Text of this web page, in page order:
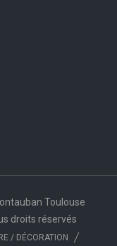
Toulouse
droits réservés
/ DÉCORATION